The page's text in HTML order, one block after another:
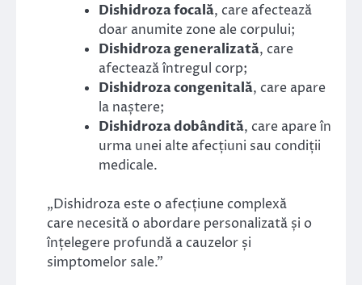
Dishidroza focală, care afectează
doar anumite zone ale corpului;
Dishidroza generalizată, care
afectează întregul corp;
Dishidroza congenitală, care apare
la naștere;
Dishidroza dobândită, care apare în
urma unei alte afecțiuni sau condiții
medicale.
„Dishidroza este o afecțiune complexă
care necesită o abordare personalizată și o
înțelegere profundă a cauzelor și
simptomelor sale.”